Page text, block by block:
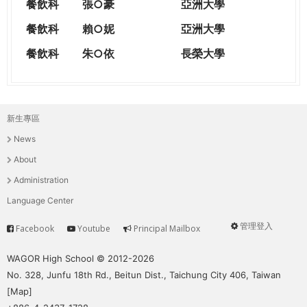
餐飲科 張○豪
亞洲大學
餐飲科
賴○妮
亞洲大學
餐飲科
朱○依 長榮大學
主
選
單
新生專區
News
About
Administration
Language Center
User
管理登入
Service
Facebook Youtube Principal Mailbox
WAGOR High School © 2012-2026
No. 328, Junfu 18th Rd., Beitun Dist., Taichung City 406, Taiwan
[Map]